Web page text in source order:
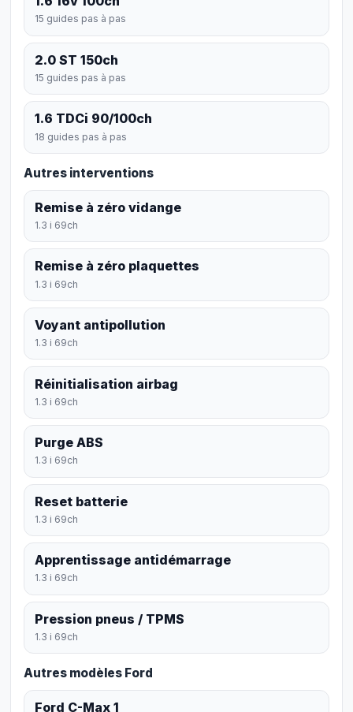
15 guides pas à pas
2.0 ST 150ch
15 guides pas à pas
1.6 TDCi 90/100ch
18 guides pas à pas
Autres interventions
Remise à zéro vidange
1.3 i 69ch
Remise à zéro plaquettes
1.3 i 69ch
Voyant antipollution
1.3 i 69ch
Réinitialisation airbag
1.3 i 69ch
Purge ABS
1.3 i 69ch
Reset batterie
1.3 i 69ch
Apprentissage antidémarrage
1.3 i 69ch
Pression pneus / TPMS
1.3 i 69ch
Autres modèles Ford
Ford C-Max 1